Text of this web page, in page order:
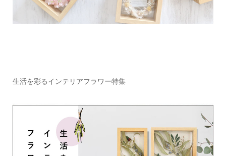
生活を彩るインテリアフラワー特集